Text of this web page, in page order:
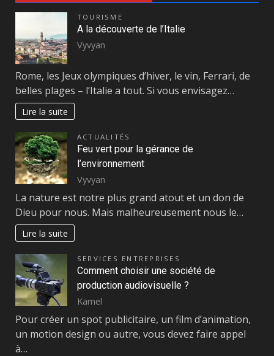
TOURISME
A la découverte de l’Italie
Vyvyan
Rome, les Jeux olympiques d’hiver, le vin, Ferrari, de
belles plages – l’Italie a tout. Si vous envisagez…
Lire la suite
ACTUALITÉS
Feu vert pour la gérance de
l’environnement
Vyvyan
La nature est notre plus grand atout et un don de
Dieu pour nous. Mais malheureusement nous le…
Lire la suite
SERVICES ENTREPRISES
Comment choisir une société de
production audiovisuelle ?
Kamel
Pour créer un spot publicitaire, un film d’animation,
un motion design ou autre, vous devez faire appel
à…